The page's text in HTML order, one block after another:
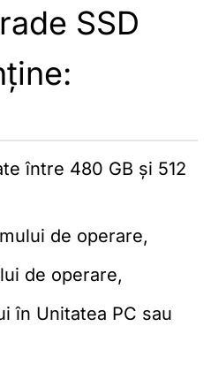
SSD
între 480 GB și 512
de operare,
de operare,
în Unitatea PC sau